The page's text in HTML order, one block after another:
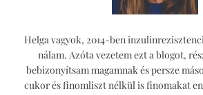
Helga vagyok, 2014-ben
nálam. Azóta vezetem ezt a blogot,
bebizonyítsam magamnak és persze
cukor és finomliszt nélkül is finomakat